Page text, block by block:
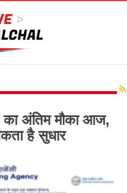
का अंतिम मौका आज,
है सुधार